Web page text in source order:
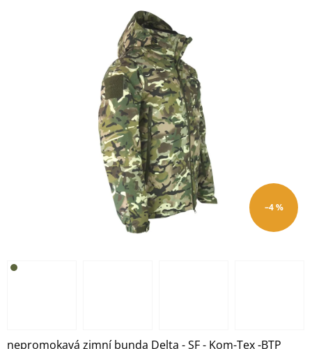
–4 %
nepromokavá zimní bunda Delta - SF - Kom-Tex -BTP